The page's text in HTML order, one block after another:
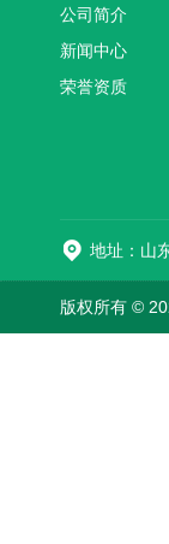
公司简介
新闻中心
荣誉资质
版权所有 ©